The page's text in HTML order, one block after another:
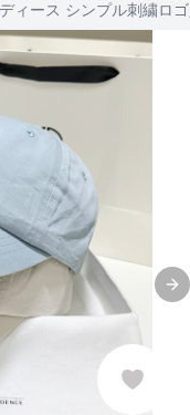
ィース シンプル刺繍ロ